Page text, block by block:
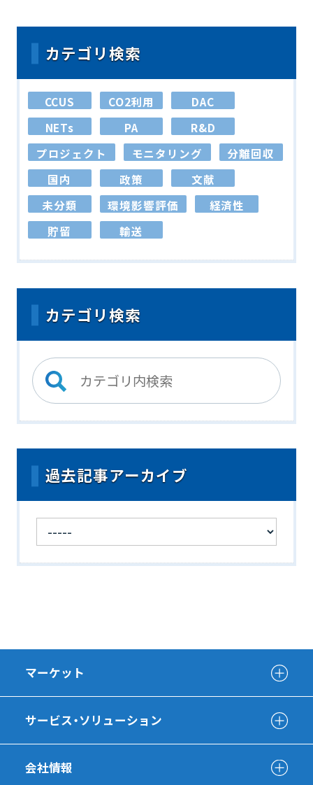
カテゴリ検索
CCUS CO2利用
DAC
NETs
PA
R&D
プロジェクト
モニタリング
分離回収
国内
政策
文献
未分類
環境影響評価
経済性
貯留
輸送
カテゴリ検索
過去記事アーカイブ
マーケット
サービス・ソリューション
会社情報